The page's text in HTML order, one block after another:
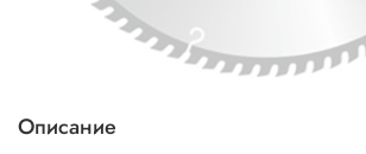
Описание